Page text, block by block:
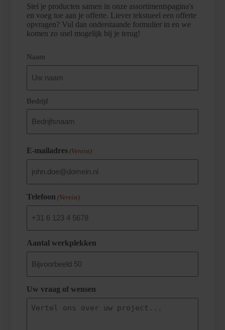
Stel je producten samen in onze assortimentspagina's
en voeg toe aan je offerte. Liever tekstueel een offerte
opvragen? Vul dan onderstaande formulier in en we
komen zo snel mogelijk bij je terug!
(Vereist)
Naam
Bedrijf
E-mailadres (Vereist)
Telefoon (Vereist)
Aantal werkplekken
Uw vraag of wensen